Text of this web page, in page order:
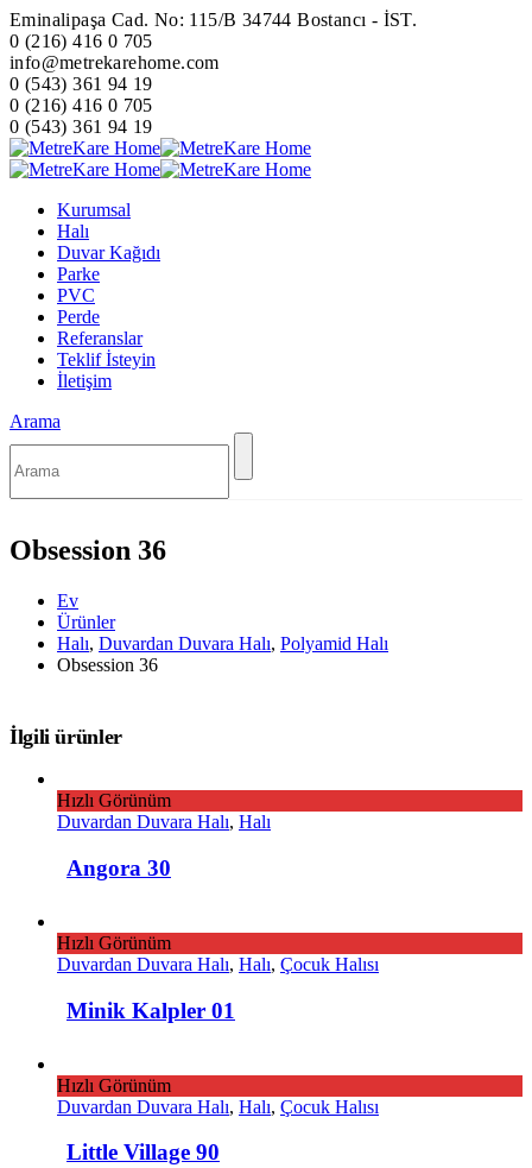
Eminalipaşa Cad. No: 115/B 34744 Bostancı - İST.
0 (216) 416 0 705
info@metrekarehome.com
0 (543) 361 94 19
0 (216) 416 0 705
0 (543) 361 94 19
Kurumsal
Halı
Duvar Kağıdı
Parke
PVC
Perde
Referanslar
Teklif İsteyin
İletişim
Arama
Obsession 36
Ev
Ürünler
Halı, Duvardan Duvara Halı, Polyamid Halı
Obsession 36
İlgili ürünler
Hızlı Görünüm
Duvardan Duvara Halı, Halı
Angora 30
Hızlı Görünüm
Duvardan Duvara Halı, Halı, Çocuk Halısı
Minik Kalpler 01
Hızlı Görünüm
Duvardan Duvara Halı, Halı, Çocuk Halısı
Little Village 90